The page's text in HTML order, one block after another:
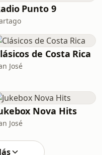
Punto 9
de Costa Rica
José
Nova Hits
José